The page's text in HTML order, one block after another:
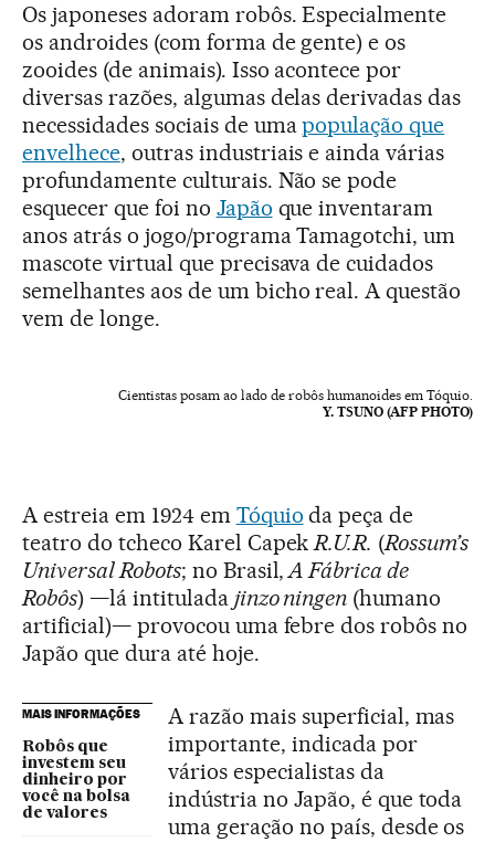
Os japoneses adoram robôs. Especialmente
os androides (com forma de gente) e os
zooides (de animais). Isso acontece por
diversas razões, algumas delas derivadas das
necessidades sociais de umapopulação que
envelhece, outras industriais e ainda várias
profundamente culturais. Não se pode
esquecer que foi no Japão que inventaram
anos atrás o jogo/programa Tamagotchi, um
mascote virtual que precisava de cuidados
semelhantes aos de um bicho real. A questão
vem de longe.
Cientistas posam ao lado de robôs humanoides em Tóquio.
Y. TSUNO (AFP PHOTO)
A estreia em 1924 em Tóquio da peça de
teatro do tcheco Karel CapekR.U.R. (Rossum’s
Universal Robots; no Brasil,A Fábrica de
Robôs) —lá intitulada jinzo ningen (humano
artificial)— provocou uma febre dos robôs no
Japão que dura até hoje.
MAIS INFORMAÇÕES
Robôs que
investem seu
dinheiro por
você na bolsa
de valores
A razão mais superficial, mas
importante, indicada por
vários especialistas da
indústria no Japão, é que toda
uma geração no país, desde os